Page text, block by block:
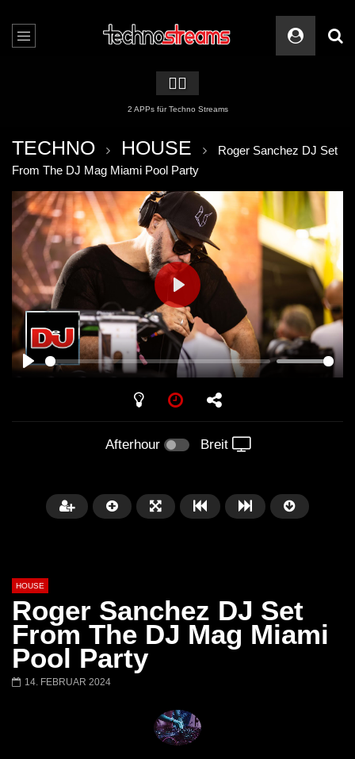
🏳️‍🌈
2 APPs für Techno Streams
TECHNO HOUSE
Roger Sanchez DJ Set
From The DJ Mag Miami Pool Party
PLAY
Afterhour Breit
00:20:23
Maravilla @ Tecate Pal Norte
2023 Monterrey NL 3 31 23
HOUSE
Roger Sanchez DJ Set
From The DJ Mag Miami
Pool Party
14. FEBRUAR 2024